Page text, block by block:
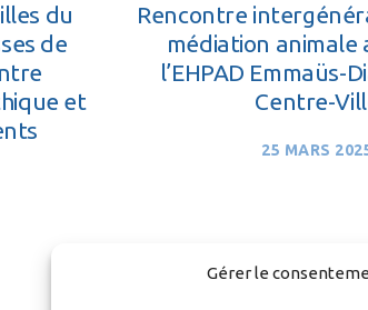
Gérer le
du
de
et
Rencontre
médiation animale
l’EHPAD Emmaüs-
Centre-
25 MARS